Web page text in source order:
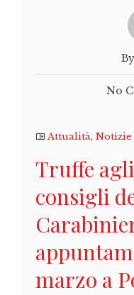
No
Attualità, Notizie
Truffe
consigli
marzo a